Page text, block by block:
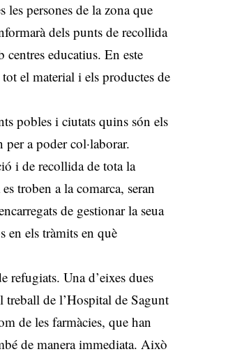
persones de la zona que
dels punts de recollida
educatius. En este
el material i els productes de
pobles i ciutats quins són els
per a poder col·laborar.
i de recollida de tota la
troben a la comarca, seran
de gestionar la seua
en els tràmits en què
refugiats. Una d’eixes dues
treball de l’Hospital de Sagunt
de les farmàcies, que han
de manera immediata. Això